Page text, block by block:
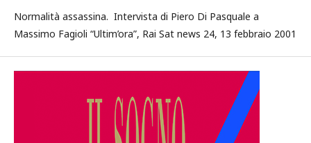
Normalità assassina. Intervista di Piero Di Pasquale a
Massimo Fagioli “Ultim’ora”, Rai Sat news 24, 13 febbraio 2001